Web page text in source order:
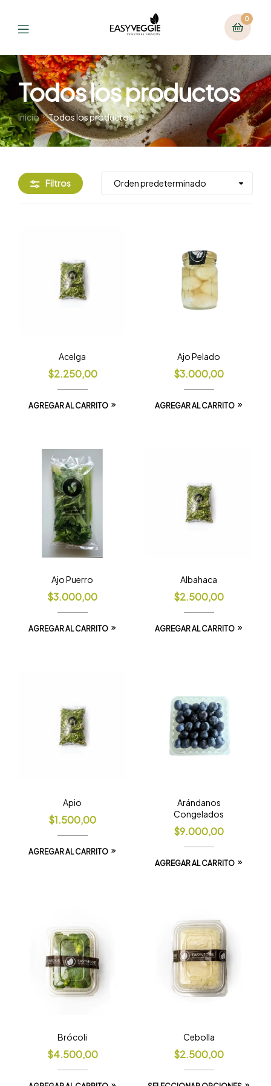
0
Todos los productos
Inicio Todos los productos
Filtros
Acelga
$2.250,00
AGREGAR AL CARRITO
Ajo Pelado
$3.000,00
AGREGAR AL CARRITO
Ajo Puerro
$3.000,00
AGREGAR AL CARRITO
Albahaca
$2.500,00
AGREGAR AL CARRITO
Apio
$1.500,00
AGREGAR AL CARRITO
Arándanos
Congelados
$9.000,00
AGREGAR AL CARRITO
Brócoli
$4.500,00
Cebolla
$2.500,00